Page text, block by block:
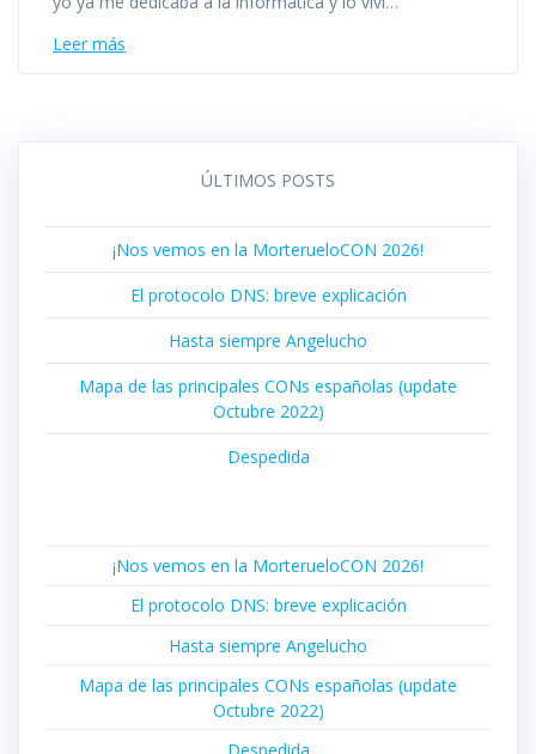
Leer más
ÚLTIMOS POSTS
¡Nos vemos en la MorterueloCON 2026!
El protocolo DNS: breve explicación
Hasta siempre Angelucho
Mapa de las principales CONs españolas (update
Octubre 2022)
Despedida
¡Nos vemos en la MorterueloCON 2026!
El protocolo DNS: breve explicación
Hasta siempre Angelucho
Mapa de las principales CONs españolas (update
Octubre 2022)